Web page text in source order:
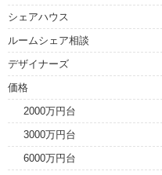
シェアハウス
ルームシェア相談
デザイナーズ
価格
2000万円台
3000万円台
6000万円台